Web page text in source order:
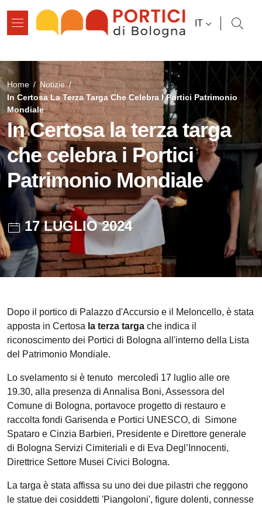
SELETTORE
IT
In Certosa la terza targa
che celebra i Portici
Patrimonio Mondiale
17 LUGLIO 2024
Briciole di pane
Home / Notizie /
In Certosa La Terza Targa Che Celebra I Portici Patrimonio
Mondiale
Dopo il portico di Palazzo d'Accursio e il Meloncello, è stata
apposta in Certosa la terza targa che indica il
riconoscimento dei Portici di Bologna all'interno della Lista
del Patrimonio Mondiale.
Lo svelamento si è tenuto mercoledì 17 luglio alle ore
19.30, alla presenza di Annalisa Boni, Assessora del
Comune di Bologna, portavoce progetto di restauro e
raccolta fondi Garisenda e Portici UNESCO, di Simone
Spataro e Cinzia Barbieri, Presidente e Direttore generale
di Bologna Servizi Cimiteriali e di Eva Degl’Innocenti,
Direttrice Settore Musei Civici Bologna.
La targa è stata affissa su uno dei due pilastri che reggono
le statue dei cosiddetti 'Piangoloni', figure dolenti, connesse